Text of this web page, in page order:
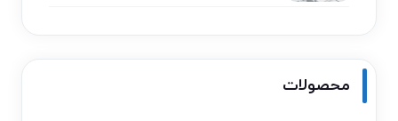
محصولات